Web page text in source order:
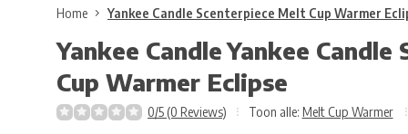
Home Yankee Candle Scenterpiece Melt Cup Warmer
Yankee CandleYankee
Cup Warmer Eclipse
0/5 (0 Reviews) Toon alle: Melt Cup Warmer